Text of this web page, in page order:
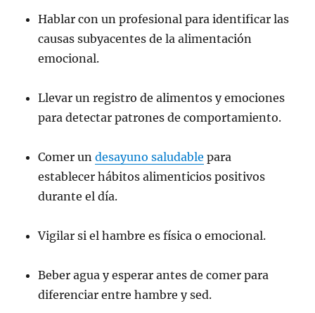
Hablar con un profesional para identificar las
causas subyacentes de la alimentación
emocional.
Llevar un registro de alimentos y emociones
para detectar patrones de comportamiento.
Comer undesayuno saludable para
establecer hábitos alimenticios positivos
durante el día.
Vigilar si el hambre es física o emocional.
Beber agua y esperar antes de comer para
diferenciar entre hambre y sed.